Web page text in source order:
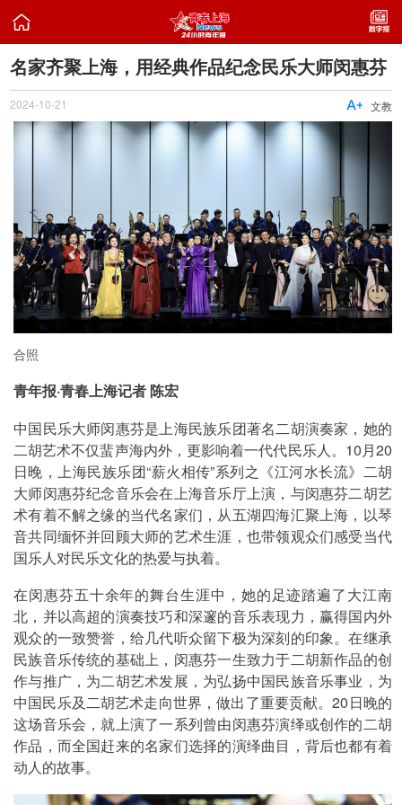

名家齐聚上海，用经典作品纪念民乐大师闵惠芬
2024-10-21 文教

合照
青年报·青春上海记者 陈宏
中国民乐大师闵惠芬是上海民族乐团著名二胡演奏家，她的
二胡艺术不仅蜚声海内外，更影响着一代代民乐人。10月20
日晚，上海民族乐团“薪火相传”系列之《江河水长流》二胡
大师闵惠芬纪念音乐会在上海音乐厅上演，与闵惠芬二胡艺
术有着不解之缘的当代名家们，从五湖四海汇聚上海，以琴
音共同缅怀并回顾大师的艺术生涯，也带领观众们感受当代
国乐人对民乐文化的热爱与执着。
在闵惠芬五十余年的舞台生涯中，她的足迹踏遍了大江南
北，并以高超的演奏技巧和深邃的音乐表现力，赢得国内外
观众的一致赞誉，给几代听众留下极为深刻的印象。在继承
民族音乐传统的基础上，闵惠芬一生致力于二胡新作品的创
作与推广，为二胡艺术发展，为弘扬中国民族音乐事业，为
中国民乐及二胡艺术走向世界，做出了重要贡献。20日晚的
这场音乐会，就上演了一系列曾由闵惠芬演绎或创作的二胡
作品，而全国赶来的名家们选择的演绎曲目，背后也都有着
动人的故事。